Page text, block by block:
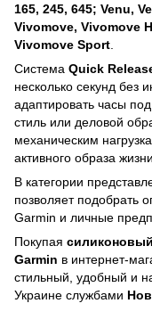
165, 245, 645; Venu,
Vivomove, Vivomove
Vivomove Sport
Система Quick
несколько секунд без
адаптировать часы
стиль или деловой
механическим
активного образа жизни.
В категории
позволяет подобрать
Garmin и личные
Покупая
Garmin в интернет-
стильный, удобный и
Украине службами